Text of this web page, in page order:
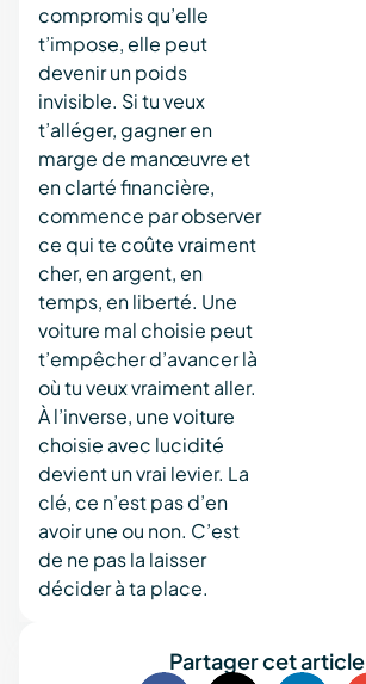
compromis qu’elle
t’impose, elle peut
devenir un poids
invisible. Si tu veux
t’alléger, gagner en
marge de manœuvre et
en clarté financière,
commence par observer
ce qui te coûte vraiment
cher, en argent, en
temps, en liberté. Une
voiture mal choisie peut
t’empêcher d’avancer là
où tu veux vraiment aller.
À l’inverse, une voiture
choisie avec lucidité
devient un vrai levier. La
clé, ce n’est pas d’en
avoir une ou non. C’est
de ne pas la laisser
décider à ta place.
Partager cet article